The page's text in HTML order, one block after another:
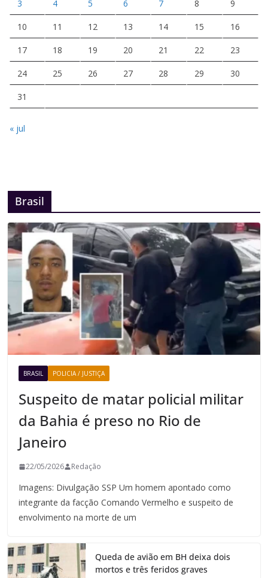
3 4 5 6 7 8 9
10 11 12 13 14 15 16
17 18 19 20 21 22 23
24 25 26 27 28 29 30
31
« jul
Brasil
BRASIL POLICIA / JUSTIÇA
Suspeito de matar policial militar
da Bahia é preso no Rio de
Janeiro
22/05/2026 Redação
Imagens: Divulgação SSP Um homem apontado como
integrante da facção Comando Vermelho e suspeito de
envolvimento na morte de um
Queda de avião em BH deixa dois
mortos e três feridos graves